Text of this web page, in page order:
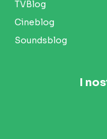
TVBlog
Cineblog
Soundsblog
I